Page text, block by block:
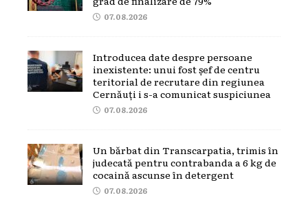
07.08.2026
Introducea date despre persoane
inexistente: unui fost șef de centru
teritorial de recrutare din regiunea
Cernăuți i s-a comunicat suspiciunea
07.08.2026
Un bărbat din Transcarpatia, trimis în
judecată pentru contrabanda a 6 kg de
cocaină ascunse în detergent
07.08.2026